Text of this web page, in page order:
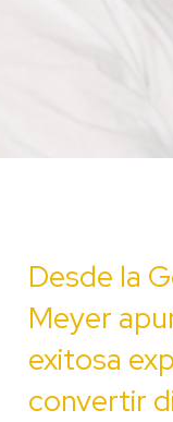
Desde la
Meyer
exitosa
convertir